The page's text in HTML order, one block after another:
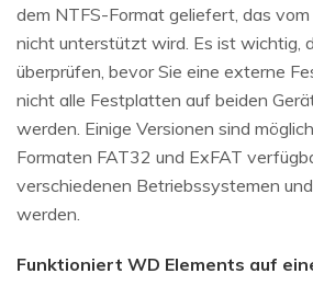
dem NTFS-Format geliefert, das
nicht unterstützt wird. Es ist wichtig,
überprüfen, bevor Sie eine externe
nicht alle Festplatten auf beiden
werden. Einige Versionen sind
Formaten FAT32 und ExFAT
verschiedenen Betriebssystemen
werden.
Funktioniert WD Elements auf